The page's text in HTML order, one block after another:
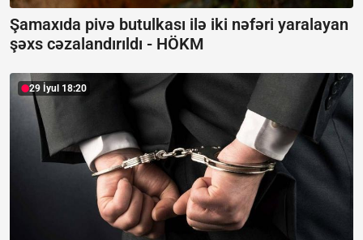
Şamaxıda pivə butulkası ilə iki nəfəri yaralayan
şəxs cəzalandırıldı - HÖKM
29 İyul 18:20